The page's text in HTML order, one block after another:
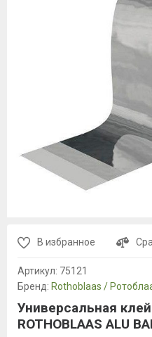
В избранное
Артикул: 75121
Бренд: Rothoblaas /
Универсальная
ROTHOBLAAS ALU